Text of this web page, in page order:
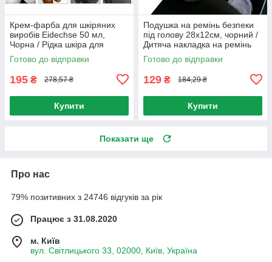
Крем-фарба для шкіряних
виробів Еidechse 50 мл,
Чорна / Рідка шкіра для
відновлення шкіри
Готово до відправки
195 ₴ 278,57 ₴
Купити
Подушка на ремінь безпеки
під голову 28х12см, чорний /
Дитяча накладка на ремінь
безпеки
Готово до відправки
129 ₴ 184,29 ₴
Купити
Показати ще
Про нас
79% позитивних з 24746 відгуків за рік
Працює з 31.08.2020
м. Київ
вул. Світлицького 33, 02000, Київ, Україна